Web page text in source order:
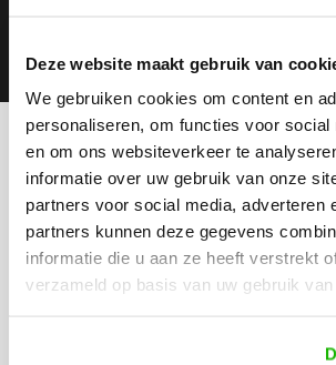
Deze website maakt gebruik van
We gebruiken cookies om content en
personaliseren, om functies voor social
en om ons websiteverkeer te
informatie over uw gebruik van onze
partners voor social media, adverteren
partners kunnen deze gegevens
informatie die u aan ze heeft verstrekt
verzameld op basis van uw gebruik
Can we help?
Customer service:
visiting hours
Call us